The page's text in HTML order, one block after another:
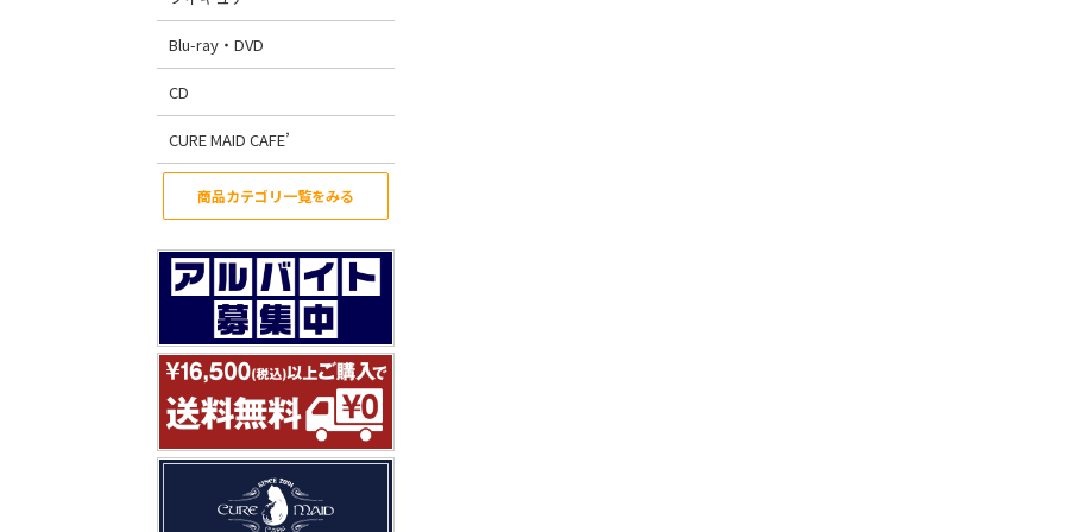
Blu-ray・DVD
CD
CURE MAID CAFE’
商品カテゴリ一覧をみる